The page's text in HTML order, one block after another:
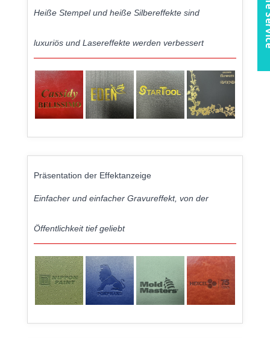
Heiße Stempel und heiße Silbereffekte sind
luxuriös und Lasereffekte werden verbessert
Präsentation der Effektanzeige
Einfacher und einfacher Gravureffekt, von der
Öffentlichkeit tief geliebt